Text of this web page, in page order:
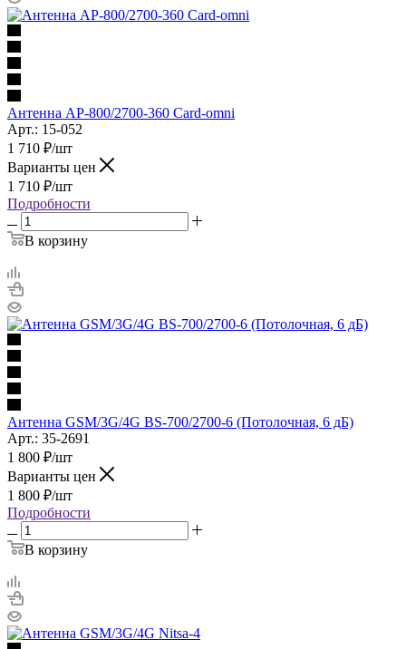
Антенна AP-800/2700-360 Card-omni
Арт.: 15-052
1 710 ₽/шт
Варианты цен
1 710 ₽/шт
Подробности
В корзину
Антенна GSM/3G/4G BS-700/2700-6 (Потолочная, 6 дБ)
Арт.: 35-2691
1 800 ₽/шт
Варианты цен
1 800 ₽/шт
Подробности
В корзину